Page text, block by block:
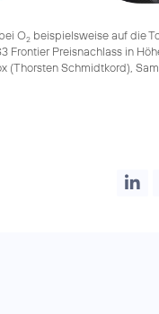
O2beispielsweise auf die
Frontier Preisnachlass in
(Thorsten Schmidtkord),